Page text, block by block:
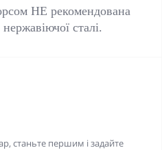
НЕ рекомендована
сталі.
станьте першим і задайте